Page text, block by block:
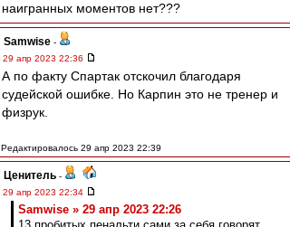
наигранных моментов нет???
Samwise -
29 апр 2023 22:36
А по факту Спартак отскочил благодаря
судейской ошибке. Но Карпин это не тренер и
физрук.
Редактировалось 29 апр 2023 22:39
Ценитель -
29 апр 2023 22:34
Samwise » 29 апр 2023 22:26